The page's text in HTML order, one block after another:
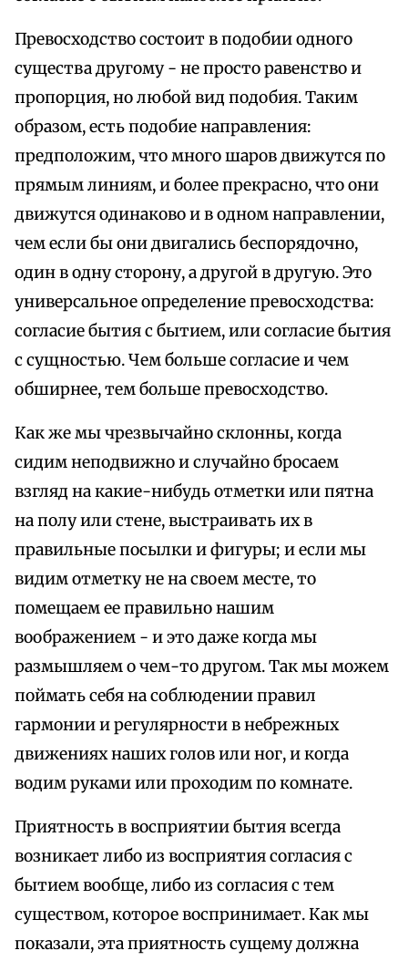
Превосходство состоит в подобии одного
существа другому - не просто равенство и
пропорция, но любой вид подобия. Таким
образом, есть подобие направления:
предположим, что много шаров движутся по
прямым линиям, и более прекрасно, что они
движутся одинаково и в одном направлении,
чем если бы они двигались беспорядочно,
один в одну сторону, а другой в другую. Это
универсальное определение превосходства:
согласие бытия с бытием, или согласие бытия
с сущностью. Чем больше согласие и чем
обширнее, тем больше превосходство.
Как же мы чрезвычайно склонны, когда
сидим неподвижно и случайно бросаем
взгляд на какие-нибудь отметки или пятна
на полу или стене, выстраивать их в
правильные посылки и фигуры; и если мы
видим отметку не на своем месте, то
помещаем ее правильно нашим
воображением - и это даже когда мы
размышляем о чем-то другом. Так мы можем
поймать себя на соблюдении правил
гармонии и регулярности в небрежных
движениях наших голов или ног, и когда
водим руками или проходим по комнате.
Приятность в восприятии бытия всегда
возникает либо из восприятия согласия с
бытием вообще, либо из согласия с тем
существом, которое воспринимает. Как мы
показали, эта приятность сущему должна